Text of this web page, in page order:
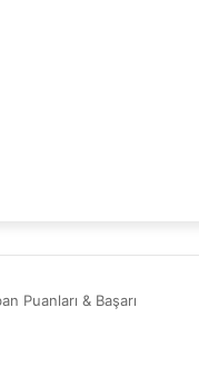
Puanları & Başarı